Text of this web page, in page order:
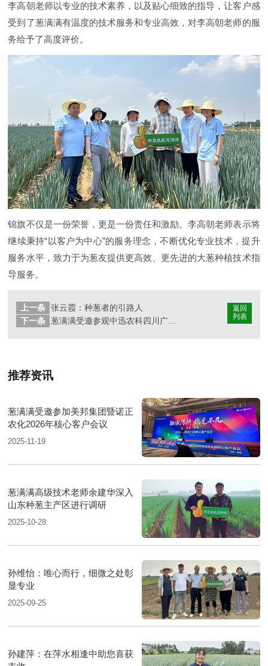
李高朝老师以专业的技术素养，以及贴心细致的指导，让客户感
受到了葱满满有温度的技术服务和专业高效，对李高朝老师的服
务给予了高度评价。
锦旗不仅是一份荣誉，更是一份责任和激励。李高朝老师表示将
继续秉持“以客户为中心”的服务理念，不断优化专业技术，提升
服务水平，致力于为葱友提供更高效、更先进的大葱种植技术指
导服务。
返回
列表
上一条 张云霞：种葱者的引路人
下一条
推荐资讯
葱满满受邀参加美邦集团暨诺正
农化2026年核心客户会议
2025-11-19
葱满满高级技术老师余建华深入
山东种葱主产区进行调研
2025-10-28
孙维怡：唯心而行，细微之处彰
显专业
2025-09-25
孙建萍：在萍水相逢中助您喜获